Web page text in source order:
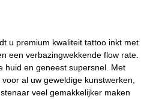
u premium kwaliteit tattoo inkt met
een verbazingwekkende flow rate.
huid en geneest supersnel. Met
al uw geweldige kunstwerken,
veel gemakkelijker maken